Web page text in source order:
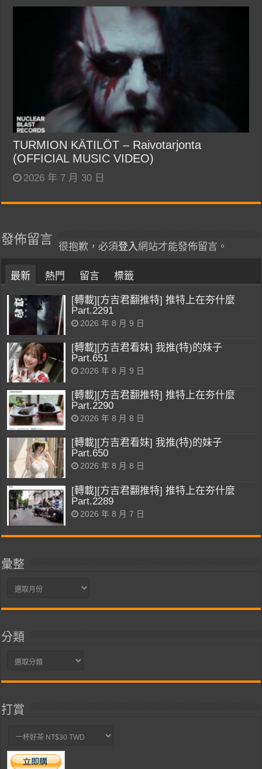
TURMION KÄTILÖT – Raivotarjonta
(OFFICIAL MUSIC VIDEO)
2026 年 7 月 30 日
發佈留言
很抱歉，必須登入網站才能發佈留言。
最新 熱門 留言 標籤
[轉載][方吉君翻推特] 推特上在夯什麼
Part.2291
2026 年 8 月 9 日
[轉載][方吉君看妹] 我推(特)的妹子
Part.651
2026 年 8 月 9 日
[轉載][方吉君翻推特] 推特上在夯什麼
Part.2290
2026 年 8 月 8 日
[轉載][方吉君看妹] 我推(特)的妹子
Part.650
2026 年 8 月 8 日
[轉載][方吉君翻推特] 推特上在夯什麼
Part.2289
2026 年 8 月 7 日
彙整
彙
分類
分
打賞